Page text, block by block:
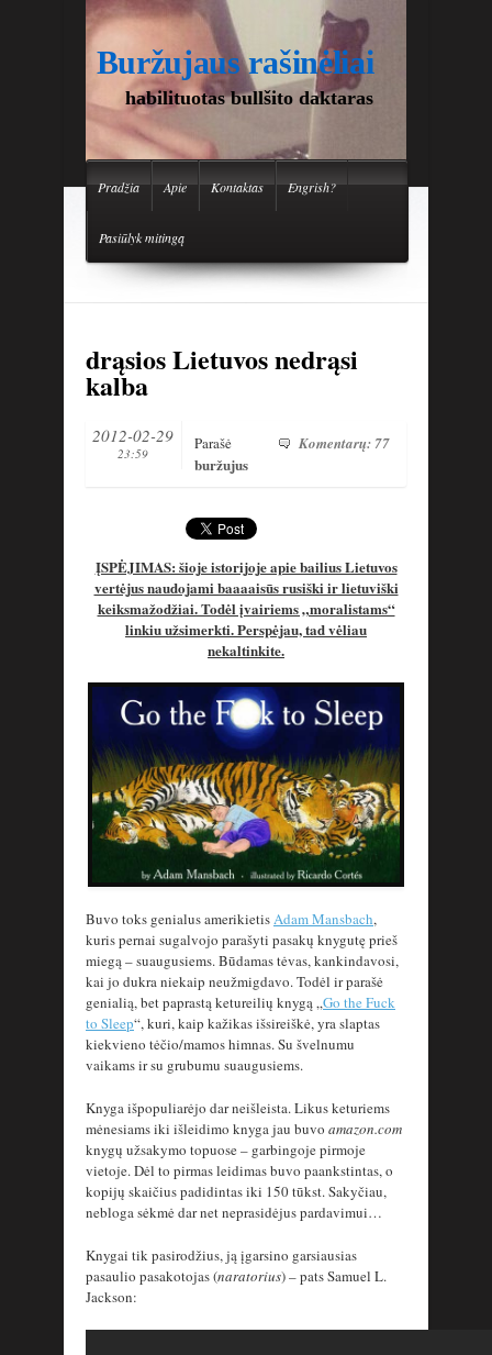
Buržujaus rašinėliai
habilituotas bullšito daktaras
Pradžia Apie Kontaktas Engrish?
Pasiūlyk mitingą
drąsios Lietuvos nedrąsi
kalba
2012-02-29
23:59
Komentarų: 77
Parašė
buržujus
ĮSPĖJIMAS: šioje istorijoje apie bailius Lietuvos
vertėjus naudojami baaaaisūs rusiški ir lietuviški
keiksmažodžiai. Todėl įvairiems „moralistams“
linkiu užsimerkti. Perspėjau, tad vėliau
nekaltinkite.
Buvo toks genialus amerikietisAdam Mansbach,
kuris pernai sugalvojo parašyti pasakų knygutę prieš
miegą – suaugusiems. Būdamas tėvas, kankindavosi,
kai jo dukra niekaip neužmigdavo. Todėl ir parašė
genialią, bet paprastą ketureilių knygą „Go the Fuck
to Sleep“, kuri, kaip kažikas išsireiškė, yra slaptas
kiekvieno tėčio/mamos himnas. Su švelnumu
vaikams ir su grubumu suaugusiems.
Knyga išpopuliarėjo dar neišleista. Likus keturiems
mėnesiams iki išleidimo knyga jau buvo amazon.com
knygų užsakymo topuose – garbingoje pirmoje
vietoje. Dėl to pirmas leidimas buvo paankstintas, o
kopijų skaičius padidintas iki 150 tūkst. Sakyčiau,
nebloga sėkmė dar net neprasidėjus pardavimui…
Knygai tik pasirodžius, ją įgarsino garsiausias
pasaulio pasakotojas (naratorius) – pats Samuel L.
Jackson: